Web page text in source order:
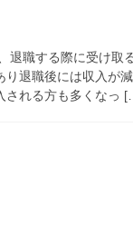
退職する際に受け取
退職後には収入が
される方も多くなっ